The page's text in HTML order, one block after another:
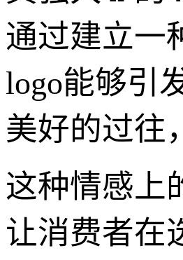
通过建立一
logo能够引
美好的过往
这种情感上
让消费者在